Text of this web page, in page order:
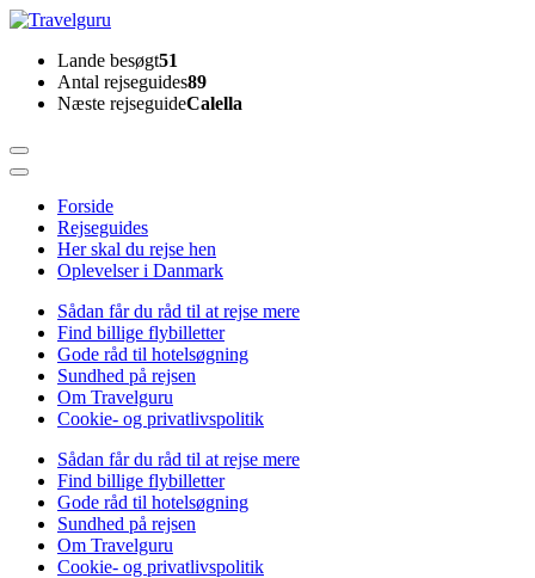
Skip
content
(Press
Enter)
TravelguruLande besøgt51
Antal rejseguides89
Næste rejseguideCalella
Forside
Rejseguides
Her skal du rejse hen
Oplevelser i Danmark
Sådan får du råd til at rejse mere
Find billige flybilletter
Gode råd til hotelsøgning
Sundhed på rejsen
Om Travelguru
Cookie- og privatlivspolitik
Sådan får du råd til at rejse mere
Find billige flybilletter
Gode råd til hotelsøgning
Sundhed på rejsen
Om Travelguru
Cookie- og privatlivspolitik